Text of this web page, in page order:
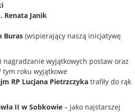
Renata Janik
Buras (wspierający naszą inicjatywę
wyjątkowych postaw oraz
tym roku wyjątkowe
Lucjana Pietrzczyka trafiły do rąk
II w Sobkowie – jako najstarszej